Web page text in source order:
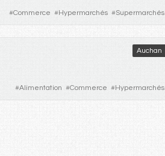
#Commerce #Hypermarchés #Supermarchés
Auchan
#Alimentation #Commerce #Hypermarchés